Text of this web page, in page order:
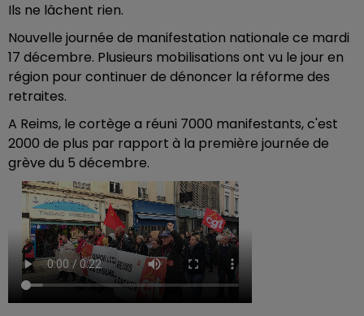
Ils ne lâchent rien.
Nouvelle journée de manifestation nationale ce mardi
17 décembre. Plusieurs mobilisations ont vu le jour en
région pour continuer de dénoncer la réforme des
retraites.
A Reims, le cortège a réuni 7000 manifestants, c'est
2000 de plus par rapport à la première journée de
grève du 5 décembre.